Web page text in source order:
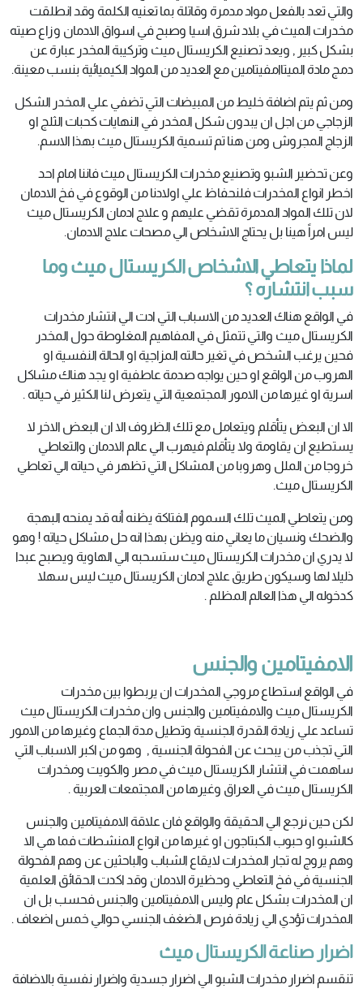
والتي تعد بالفعل مواد مدمرة وقاتلة بما تعنيه الكلمة وقد انطلقت
مخدرات الميث في بلاد شرق اسيا وصبح في اسواق الادمان وزاع صيته
بشكل كبير , ويعد تصنيع الكريستال ميث وتركيبة المخدر عبارة عن
دمج مادة الميتاامفيتامين مع العديد من المواد الكيميائية بنسب معينة.
ومن ثم يتم اضافة خليط من المبيضات التي تضفي علي المخدر الشكل
الزجاجي من اجل ان يبدون شكل المخدر في النهايات كحبات الثلج او
الزجاج المجروش ومن هنا تم تسمية الكريستال ميث بهذا الاسم.
وعن تحضير الشبو وتصنيع مخدرات الكريستال ميث فاننا امام احد
اخطر انواع المخدرات فلنحفاظ علي اولادنا من الوقوع في فخ الادمان
لان تلك المواد المدمرة تقضي عليهم و علاج ادمان الكريستال ميث
ليس امراً هينا بل يحتاج الاشخاص الي مصحات علاج الادمان.
لماذا يتعاطي الاشخاص الكريستال ميث وما
سبب انتشاره ؟
في الواقع هناك العديد من الاسباب التي ادت الي انتشار مخدرات
الكريستال ميث والتي تتمثل في المفاهيم المغلوطة حول المخدر
فحين يرغب الشخص في تغير حالته المزاجية او الحالة النفسية او
الهروب من الواقع او حين يواجه صدمة عاطفية او يجد هناك مشاكل
اسرية او غيرها من الامور المجتمعية التي يتعرض لنا الكثير في حياته .
الا ان البعض يتأقلم ويتعامل مع تلك الظروف الا ان البعض الاخر لا
يستطيع ان يقاومة ولا يتأقلم فيهرب الي عالم الادمان والتعاطي
خروجا من الملل وهروبا من المشاكل التي تظهر في حياته الي تعاطي
الكريستال ميث.
ومن يتعاطي الميث تلك السموم الفتاكة يظنه أنه قد يمنحه البهجة
والضحك ونسيان ما يعاني منه ويظن بهذا انه حل مشاكل حياته ! وهو
لا يدري ان مخدرات الكريستال ميث ستسحبه الي الهاوية ويصبح عبدا
ذليلا لها وسيكون طريق علاج ادمان الكريستال ميث ليس سهلا
كدخوله الي هذا العالم المظلم .
الامفيتامين والجنس
في الواقع استطاع مروجي المخدرات ان يربطوا بين مخدرات
الكريستال ميث والامفيتامين والجنس وان مخدرات الكريستال ميث
تساعد علي زيادة القدرة الجنسية وتطيل مدة الجماع وغيرها من الامور
التي تجذب من يبحث عن الفحولة الجنسية , وهو من اكبر الاسباب التي
ساهمت في انتشار الكريستال ميث في مصر والكويت ومخدرات
الكريستال ميث في العراق وغيرها من المجتمعات العربية .
لكن حين نرجع الي الحقيقة والواقع فان علاقة الامفيتامين والجنس
كالشبو او حبوب الكبتاجون او غيرها من انواع المنشطات فما هي الا
وهم يروج له تجار المخدرات لايقاع الشباب والباحثين عن وهم الفحولة
الجنسية في فخ التعاطي وحظيرة الادمان وقد اكدت الحقائق العلمية
ان المخدرات بشكل عام وليس الامفيتامين والجنس فحسب بل ان
المخدرات تؤدي الي زيادة فرص الضغف الجنسي حوالي خمس اضعاف .
اضرار صناعة الكريستال ميث
تنقسم اضرار مخدرات الشبو الي اضرار جسدية واضرار نفسية بالاضافة